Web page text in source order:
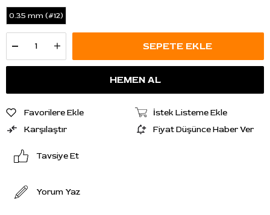
0.35 mm (#12)
Favorilere Ekle
İstek Listeme Ekle
Karşılaştır
Fiyat Düşünce Haber Ver
Tavsiye Et
Yorum Yaz